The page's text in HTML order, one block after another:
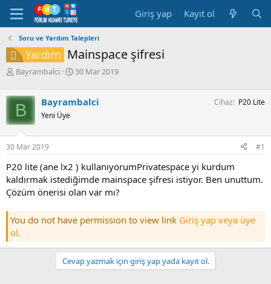
Giriş yap Kayıt ol
Soru ve Yardım Talepleri
Yardım Mainspace şifresi
K
b
u
y
u
b
a
ş
l
a
a
n
Bayrambalci
B
l
g
ç
t
a
r
h
i
30 Mar 2019
B Bayrambalci
Yeni Üye
Cihaz P20 Lite
30 Mar 2019 #1
P20 lite (ane lx2 ) kullanıyorumPrivatespace yi kurdum
kaldırmak istediğimde mainspace şifresi istiyor. Ben unuttum.
Çözüm önerisi olan var mı?
You do not have permission to view link Giriş yap veya üye
ol.
Cevap yazmak için giriş yap yada kayıt ol.